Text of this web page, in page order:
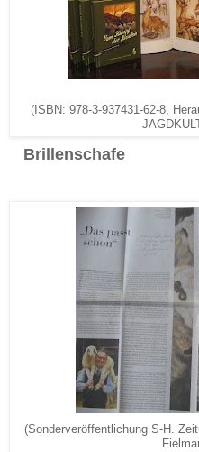
(ISBN: 978-3-937431-62-8,
Brillenschafe
(Sonderveröffentlichung S-H.